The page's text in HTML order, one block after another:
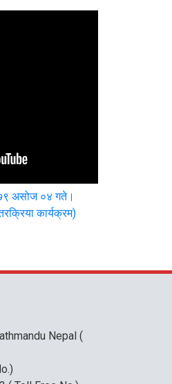
असोज ०४ गते।
कार्यक्रम)
Nepal (